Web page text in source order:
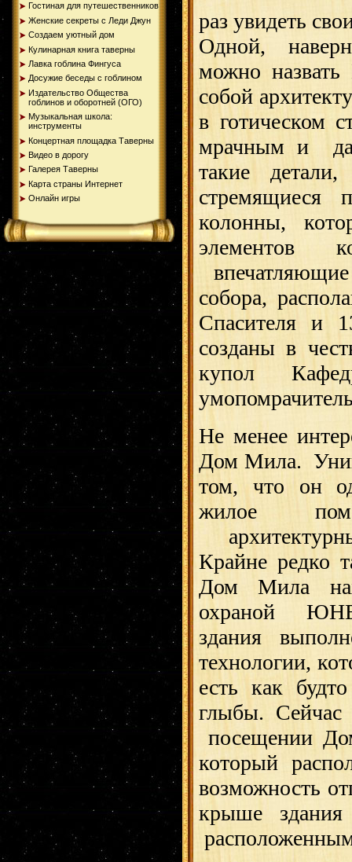
Гостиная для путешественников
Женские секреты с Леди Джун
Создаем уютный дом
Кулинарная книга таверны
Лавка гоблина Фингуса
Досужие беседы с гоблином
Издательство Общества
гоблинов и оборотней (ОГО)
Музыкальная школа:
инструменты
Концертная площадка Таверны
Видео в дорогу
Галерея Таверны
Карта страны Интернет
Онлайн игры
раз увидеть
Одной,
можно
собой
в готическом
мрачным и
такие
колонны,
элементов
собора,
Спасителя и
созданы в
купол
Не менее
Дом Мила.
том, что он
жилое
Крайне редко
Дом Мила
охраной
здания
технологии,
есть как
глыбы.
посещении
который
возможность
крыше здания